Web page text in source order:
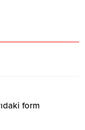
form